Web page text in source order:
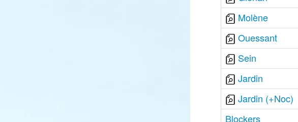
Molène
Ouessant
Sein
Jardin
Jardin (+Noc)
Blockers